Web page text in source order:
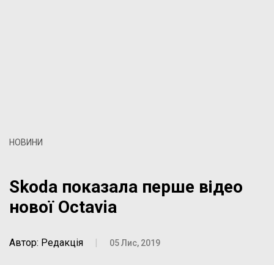
НОВИНИ
Skoda показала перше відео
нової Octavia
Автор: Редакція | 05 Лис, 2019